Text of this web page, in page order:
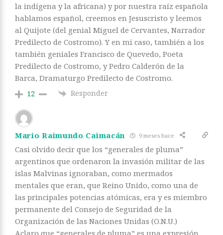
la indígena y la africana) y por nuestra raíz española
hablamos español, creemos en Jesuscristo y leemos
al Quijote (del genial Miguel de Cervantes, Narrador
Predilecto de Costromo). Y en mi caso, también a los
también geniales Francisco de Quevedo, Poeta
Predilecto de Costromo, y Pedro Calderón de la
Barca, Dramaturgo Predilecto de Costromo.
12 Responder
Mario Raimundo Caimacán 9 meses hace
Casi olvido decir que los “generales de pluma”
argentinos que ordenaron la invasión militar de las
islas Malvinas ignoraban, como mermados
mentales que eran, que Reino Unido, como una de
las principales potencias atómicas, era y es miembro
permanente del Consejo de Seguridad de la
Organización de las Naciones Unidas (O.N.U.)